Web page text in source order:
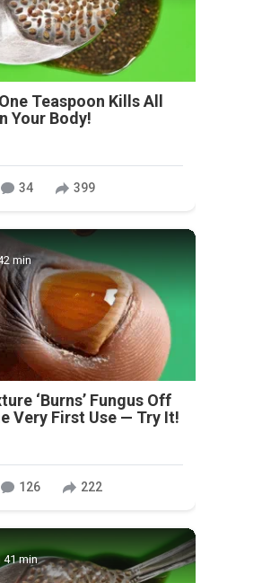
Teaspoon Kills All
Your Body!
34 399
min
‘Burns’ Fungus Off
Very First Use — Try It!
126 222
41 min